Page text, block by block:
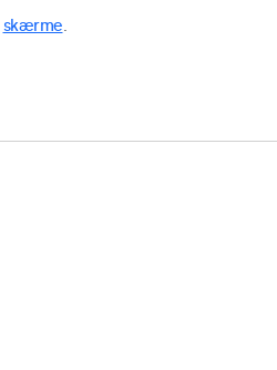
skærme.